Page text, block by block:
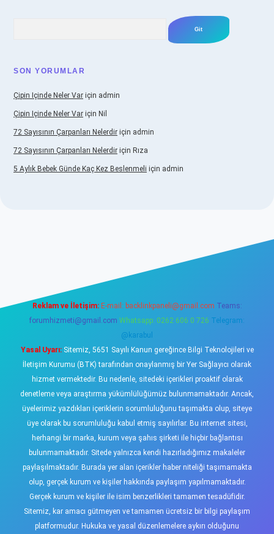
SON YORUMLAR
Çipin Içinde Neler Var için admin
Çipin Içinde Neler Var için Nil
72 Sayısının Çarpanları Nelerdir için admin
72 Sayısının Çarpanları Nelerdir için Rıza
5 Aylık Bebek Günde Kaç Kez Beslenmeli için admin
Reklam ve İletişim: E-mail: backlinkpaneli@gmail.com Teams:
forumhizmeti@gmail.com Whatsapp: 0262 606 0 726 Telegram:
@karabul
Yasal Uyarı:Sitemiz, 5651 Sayılı Kanun gereğince Bilgi Teknolojileri ve
İletişim Kurumu (BTK) tarafından onaylanmış bir Yer Sağlayıcı olarak
hizmet vermektedir. Bu nedenle, sitedeki içerikleri proaktif olarak
denetleme veya araştırma yükümlülüğümüz bulunmamaktadır. Ancak,
üyelerimiz yazdıkları içeriklerin sorumluluğunu taşımakta olup, siteye
üye olarak bu sorumluluğu kabul etmiş sayılırlar. Bu internet sitesi,
herhangi bir marka, kurum veya şahıs şirketi ile hiçbir bağlantısı
bulunmamaktadır. Sitede yalnızca kendi hazırladığımız makaleler
paylaşılmaktadır. Burada yer alan içerikler haber niteliği taşımamakta
olup, gerçek kurum ve kişiler hakkında paylaşım yapılmamaktadır.
Gerçek kurum ve kişiler ile isim benzerlikleri tamamen tesadüfidir.
Sitemiz, kar amacı gütmeyen ve tamamen ücretsiz bir bilgi paylaşım
platformudur. Hukuka ve yasal düzenlemelere aykırı olduğunu